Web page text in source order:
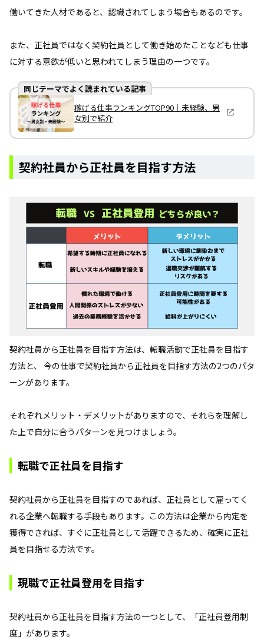
働いてきた人材であると、認識されてしまう場合もあるのです。
また、正社員ではなく契約社員として働き始めたことなども仕事
に対する意欲が低いと思われてしまう理由の一つです。
同じテーマでよく読まれている記事
稼げる仕事ランキングTOP90｜未経験、男
女別で紹介
契約社員から正社員を目指す方法
契約社員から正社員を目指す方法は、転職活動で正社員を目指す
方法と、 今の仕事で契約社員から正社員を目指す方法の2つのパタ
ーンがあります。
それぞれメリット・デメリットがありますので、それらを理解し
た上で自分に合うパターンを見つけましょう。
転職で正社員を目指す
契約社員から正社員を目指すのであれば、正社員として雇ってく
れる企業へ転職する手段もあります。この方法は企業から内定を
獲得できれば、すぐに正社員として活躍できるため、確実に正社
員を目指せる方法です。
現職で正社員登用を目指す
契約社員から正社員を目指す方法の一つとして、「正社員登用制
度」があります。